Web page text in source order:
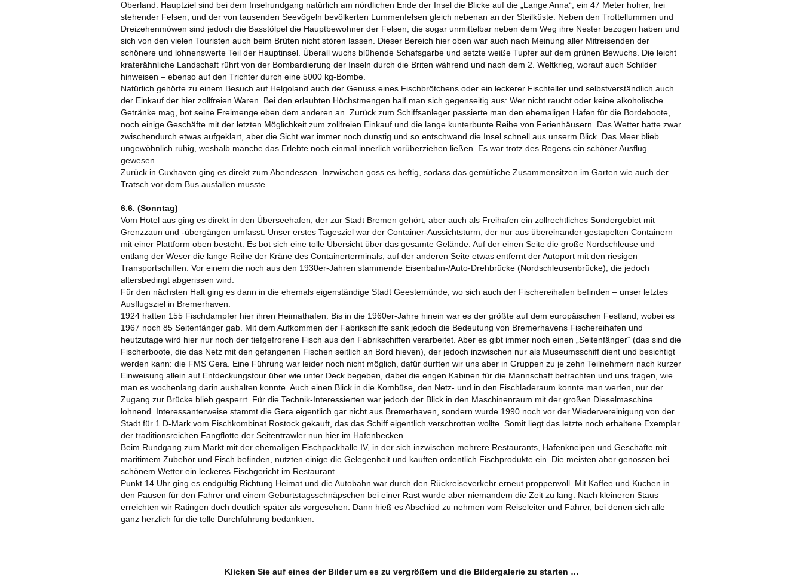
Oberland. Hauptziel sind bei dem Inselrundgang natürlich am nördlichen Ende der Insel die Blicke auf die „Lange Anna“, ein 47 Meter hoher, frei
stehender Felsen, und der von tausenden Seevögeln bevölkerten Lummenfelsen gleich nebenan an der Steilküste. Neben den Trottellummen und
Dreizehenmöwen sind jedoch die Basstölpel die Hauptbewohner der Felsen, die sogar unmittelbar neben dem Weg ihre Nester bezogen haben und
sich von den vielen Touristen auch beim Brüten nicht stören lassen. Dieser Bereich hier oben war auch nach Meinung aller Mitreisenden der
schönere und lohnenswerte Teil der Hauptinsel. Überall wuchs blühende Schafsgarbe und setzte weiße Tupfer auf dem grünen Bewuchs. Die leicht
kraterähnliche Landschaft rührt von der Bombardierung der Inseln durch die Briten während und nach dem 2. Weltkrieg, worauf auch Schilder
hinweisen – ebenso auf den Trichter durch eine 5000 kg-Bombe.
Natürlich gehörte zu einem Besuch auf Helgoland auch der Genuss eines Fischbrötchens oder ein leckerer Fischteller und selbstverständlich auch
der Einkauf der hier zollfreien Waren. Bei den erlaubten Höchstmengen half man sich gegenseitig aus: Wer nicht raucht oder keine alkoholische
Getränke mag, bot seine Freimenge eben dem anderen an. Zurück zum Schiffsanleger passierte man den ehemaligen Hafen für die Bordeboote,
noch einige Geschäfte mit der letzten Möglichkeit zum zollfreien Einkauf und die lange kunterbunte Reihe von Ferienhäusern. Das Wetter hatte zwar
zwischendurch etwas aufgeklart, aber die Sicht war immer noch dunstig und so entschwand die Insel schnell aus unserm Blick. Das Meer blieb
ungewöhnlich ruhig, weshalb manche das Erlebte noch einmal innerlich vorüberziehen ließen. Es war trotz des Regens ein schöner Ausflug
gewesen.
Zurück in Cuxhaven ging es direkt zum Abendessen. Inzwischen goss es heftig, sodass das gemütliche Zusammensitzen im Garten wie auch der
Tratsch vor dem Bus ausfallen musste.
6.6. (Sonntag)
Vom Hotel aus ging es direkt in den Überseehafen, der zur Stadt Bremen gehört, aber auch als Freihafen ein zollrechtliches Sondergebiet mit
Grenzzaun und -übergängen umfasst. Unser erstes Tagesziel war der Container-Aussichtsturm, der nur aus übereinander gestapelten Containern
mit einer Plattform oben besteht. Es bot sich eine tolle Übersicht über das gesamte Gelände: Auf der einen Seite die große Nordschleuse und
entlang der Weser die lange Reihe der Kräne des Containerterminals, auf der anderen Seite etwas entfernt der Autoport mit den riesigen
Transportschiffen. Vor einem die noch aus den 1930er-Jahren stammende Eisenbahn-/Auto-Drehbrücke (Nordschleusenbrücke), die jedoch
altersbedingt abgerissen wird.
Für den nächsten Halt ging es dann in die ehemals eigenständige Stadt Geestemünde, wo sich auch der Fischereihafen befinden – unser letztes
Ausflugsziel in Bremerhaven.
1924 hatten 155 Fischdampfer hier ihren Heimathafen. Bis in die 1960er-Jahre hinein war es der größte auf dem europäischen Festland, wobei es
1967 noch 85 Seitenfänger gab. Mit dem Aufkommen der Fabrikschiffe sank jedoch die Bedeutung von Bremerhavens Fischereihafen und
heutzutage wird hier nur noch der tiefgefrorene Fisch aus den Fabrikschiffen verarbeitet. Aber es gibt immer noch einen „Seitenfänger“ (das sind die
Fischerboote, die das Netz mit den gefangenen Fischen seitlich an Bord hieven), der jedoch inzwischen nur als Museumsschiff dient und besichtigt
werden kann: die FMS Gera. Eine Führung war leider noch nicht möglich, dafür durften wir uns aber in Gruppen zu je zehn Teilnehmern nach kurzer
Einweisung allein auf Entdeckungstour über wie unter Deck begeben, dabei die engen Kabinen für die Mannschaft betrachten und uns fragen, wie
man es wochenlang darin aushalten konnte. Auch einen Blick in die Kombüse, den Netz- und in den Fischladeraum konnte man werfen, nur der
Zugang zur Brücke blieb gesperrt. Für die Technik-Interessierten war jedoch der Blick in den Maschinenraum mit der großen Dieselmaschine
lohnend. Interessanterweise stammt die Gera eigentlich gar nicht aus Bremerhaven, sondern wurde 1990 noch vor der Wiedervereinigung von der
Stadt für 1 D-Mark vom Fischkombinat Rostock gekauft, das das Schiff eigentlich verschrotten wollte. Somit liegt das letzte noch erhaltene Exemplar
der traditionsreichen Fangflotte der Seitentrawler nun hier im Hafenbecken.
Beim Rundgang zum Markt mit der ehemaligen Fischpackhalle IV, in der sich inzwischen mehrere Restaurants, Hafenkneipen und Geschäfte mit
maritimem Zubehör und Fisch befinden, nutzten einige die Gelegenheit und kauften ordentlich Fischprodukte ein. Die meisten aber genossen bei
schönem Wetter ein leckeres Fischgericht im Restaurant.
Punkt 14 Uhr ging es endgültig Richtung Heimat und die Autobahn war durch den Rückreiseverkehr erneut proppenvoll. Mit Kaffee und Kuchen in
den Pausen für den Fahrer und einem Geburtstagsschnäpschen bei einer Rast wurde aber niemandem die Zeit zu lang. Nach kleineren Staus
erreichten wir Ratingen doch deutlich später als vorgesehen. Dann hieß es Abschied zu nehmen vom Reiseleiter und Fahrer, bei denen sich alle
ganz herzlich für die tolle Durchführung bedankten.
Klicken Sie auf eines der Bilder um es zu vergrößern und die Bildergalerie zu starten …